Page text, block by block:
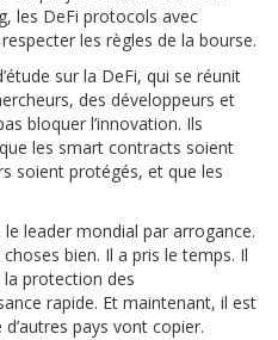
les DeFi protocols avec
les règles de la bourse.
sur la DeFi, qui se réunit
des développeurs et
bloquer l’innovation. Ils
les smart contracts soient
soient protégés, et que les
leader mondial par arrogance.
bien. Il a pris le temps. Il
la protection des
rapide. Et maintenant, il est
pays vont copier.